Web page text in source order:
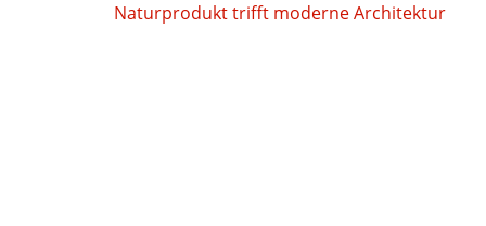
Naturprodukt trifft moderne Architektur